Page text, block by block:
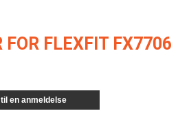
FLEXFIT FX7706
til en anmeldelse